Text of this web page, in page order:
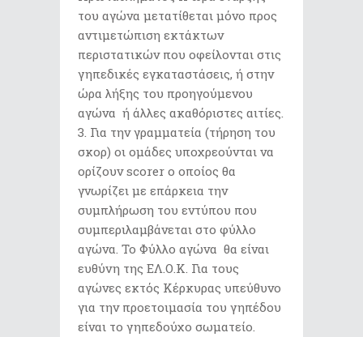
του αγώνα μετατίθεται μόνο προς
αντιμετώπιση εκτάκτων
περιστατικών που οφείλονται στις
γηπεδικές εγκαταστάσεις, ή στην
ώρα λήξης του προηγούμενου
αγώνα ή άλλες ακαθόριστες αιτίες.
Για την γραμματεία (τήρηση του
σκορ) οι ομάδες υποχρεούνται να
ορίζουν scorer o οποίος θα
γνωρίζει με επάρκεια την
συμπλήρωση του εντύπου που
συμπεριλαμβάνεται στο φύλλο
αγώνα. Το Φύλλο αγώνα θα είναι
ευθύνη της ΕΛ.Ο.Κ. Για τους
αγώνες εκτός Κέρκυρας υπεύθυνο
για την προετοιμασία του γηπέδου
είναι το γηπεδούχο σωματείο.